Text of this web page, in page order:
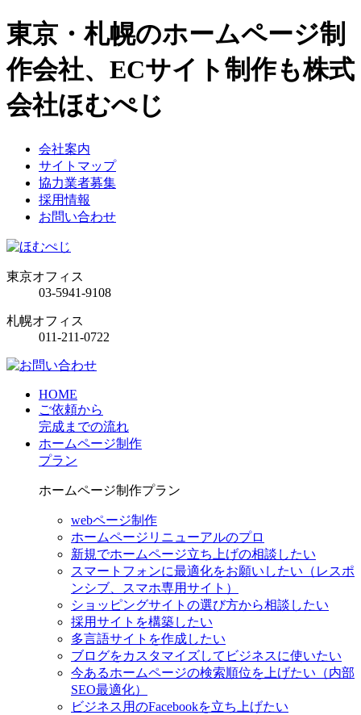
東京・札幌のホームページ制
作会社、ECサイト制作も株式
会社ほむぺじ
会社案内
サイトマップ
協力業者募集
採用情報
お問い合わせ
東京オフィス
03-5941-9108
札幌オフィス
011-211-0722
HOME
ご依頼から
完成までの流れ
ホームページ制作
プラン
ホームページ制作プラン
webページ制作
ホームページリニューアルのプロ
新規でホームページ立ち上げの相談したい
スマートフォンに最適化をお願いしたい（レスポ
ンシブ、スマホ専用サイト）
ショッピングサイトの選び方から相談したい
採用サイトを構築したい
多言語サイトを作成したい
ブログをカスタマイズしてビジネスに使いたい
今あるホームページの検索順位を上げたい（内部
SEO最適化）
ビジネス用のFacebookを立ち上げたい